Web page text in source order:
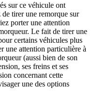
sur ce véhicule ont
tirer une remorque sur
porter une attention
Le fait de tirer une
certains véhicules plus
une attention particulière à
(aussi bien de son
ses freins et ses
concernant cette
une des options